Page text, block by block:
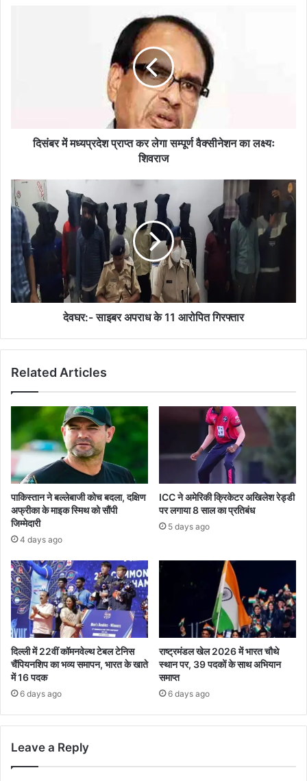
दिसंबर में मध्यप्रदेश प्राप्त कर लेगा सम्पूर्ण वैक्सीनेशन का लक्ष्यः
शिवराज
देवघर:-
साइबर
अपराध
के
11
आरोपित
गिरफ्तार
देवघर:- साइबर अपराध के 11 आरोपित गिरफ्तार
Related Articles
पाकिस्तान ने बल्लेबाजी कोच बदला, दक्षिण
अफ्रीका के माइक स्मिथ को सौंपी
जिम्मेदारी
4 days ago
ICC ने अमेरिकी क्रिकेटर अखिलेश रेड्डी
पर लगाया 8 साल का प्रतिबंध
5 days ago
दिल्ली में 22वीं कॉमनवेल्थ टेबल टेनिस
चैंपियनशिप का भव्य समापन, भारत के खाते
में 16 पदक
6 days ago
राष्ट्रमंडल खेल 2026 में भारत चौथे
स्थान पर, 39 पदकों के साथ अभियान
समाप्त
6 days ago
Leave a Reply